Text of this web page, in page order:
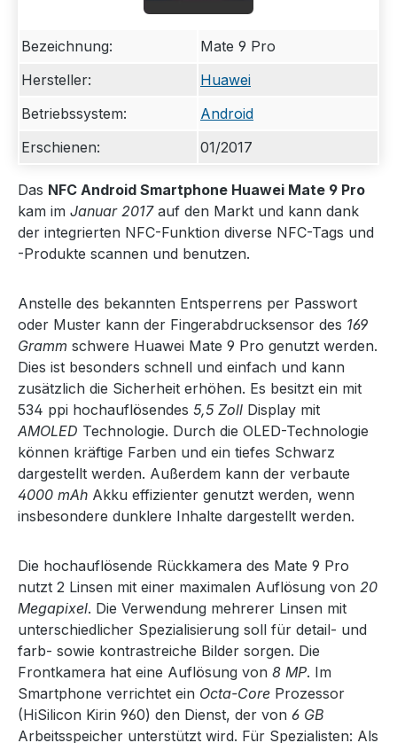
Bezeichnung:
Mate 9 Pro
Hersteller:
Huawei
Betriebssystem:
Android
Erschienen:
01/2017
Das NFC Android Smartphone Huawei Mate 9 Pro
kam im Januar 2017auf den Markt und kann dank
der integrierten NFC-Funktion diverse NFC-Tags und
-Produkte scannen und benutzen.
Anstelle des bekannten Entsperrens per Passwort
oder Muster kann der Fingerabdrucksensor des 169
Gramm schwere Huawei Mate 9 Pro genutzt werden.
Dies ist besonders schnell und einfach und kann
zusätzlich die Sicherheit erhöhen. Es besitzt ein mit
534 ppi hochauflösendes 5,5 Zoll Display mit
AMOLED Technologie. Durch die OLED-Technologie
können kräftige Farben und ein tiefes Schwarz
dargestellt werden. Außerdem kann der verbaute
4000 mAh Akku effizienter genutzt werden, wenn
insbesondere dunklere Inhalte dargestellt werden.
Die hochauflösende Rückkamera des Mate 9 Pro
nutzt 2 Linsen mit einer maximalen Auflösung von 20
Megapixel. Die Verwendung mehrerer Linsen mit
unterschiedlicher Spezialisierung soll für detail- und
farb- sowie kontrastreiche Bilder sorgen. Die
Frontkamera hat eine Auflösung von 8 MP. Im
Smartphone verrichtet ein Octa-Core Prozessor
(HiSilicon Kirin 960) den Dienst, der von 6 GB
Arbeitsspeicher unterstützt wird. Für Spezialisten: Als